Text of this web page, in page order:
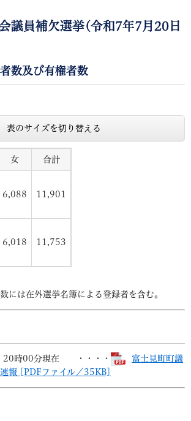
議員補欠選挙(令和7年7月20日
数及び有権者数
表のサイズを切り替える
女 合計
6,088 11,901
6,018 11,753
には在外選挙名簿による登録者を含む。
20時00分現在 ・・・・
富士見町町議
報 [PDFファイル／35KB]